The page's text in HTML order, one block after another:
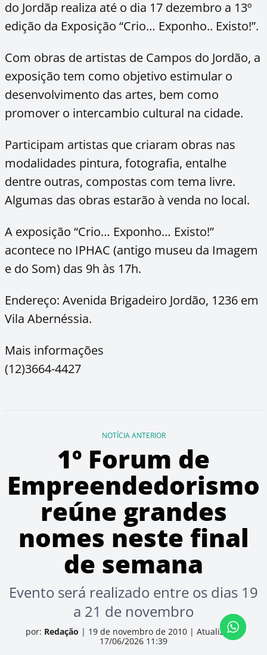
do Jordãp realiza até o dia 17 dezembro a 13º
edição da Exposição “Crio… Exponho.. Existo!”.
Com obras de artistas de Campos do Jordão, a
exposição tem como objetivo estimular o
desenvolvimento das artes, bem como
promover o intercambio cultural na cidade.
Participam artistas que criaram obras nas
modalidades pintura, fotografia, entalhe
dentre outras, compostas com tema livre.
Algumas das obras estarão à venda no local.
A exposição “Crio… Exponho… Existo!”
acontece no IPHAC (antigo museu da Imagem
e do Som) das 9h às 17h.
Endereço: Avenida Brigadeiro Jordão, 1236 em
Vila Abernéssia.
Mais informações
(12)3664-4427
NOTÍCIA ANTERIOR
1º Forum de
Empreendedorismo
reúne grandes
nomes neste final
de semana
Evento será realizado entre os dias 19
a 21 de novembro
por: Redação | 19 de novembro de 2010 | Atualizado:
17/06/2026 11:39